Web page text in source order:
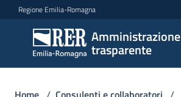
Vai al contenuto
Vai alla navigazione
Vai al footer
Regione Emilia-Romagna
Amministrazione
trasparente
Amministrazione
trasparente